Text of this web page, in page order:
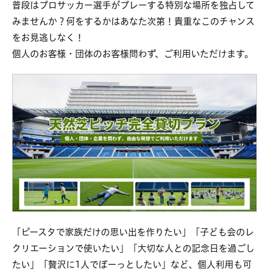
普段はプロサッカー選手がプレーする特別な場所を独占して
みませんか？何をするかはあなた次第！貴重なこのチャンス
をお見逃しなく！
個人のお客様・団体のお客様問わず、ご利用いただけます。
「ピースタで家族だけの思い出を作りたい」「子ども会のレ
クリエーションで使いたい」「大切な人との記念日を過ごし
たい」「贅沢に1人でぼーっとしたい」など、個人利用も可